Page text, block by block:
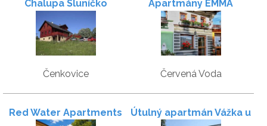
Chalupa Sluníčko
Čenkovice
Apartmány EMMA
Červená Voda
Red Water Apartments
Útulný apartmán Vážka u